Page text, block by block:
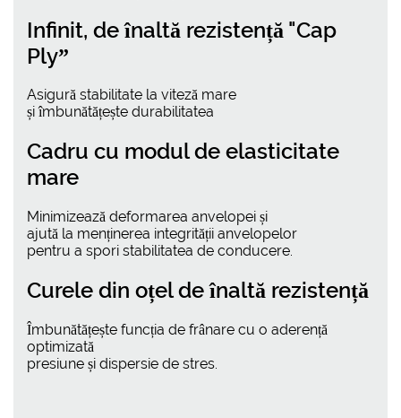
Infinit, de înaltă rezistență "Cap
Ply”
Asigură stabilitate la viteză mare
și îmbunătățește durabilitatea
Cadru cu modul de elasticitate
mare
Minimizează deformarea anvelopei și
ajută la menținerea integrității anvelopelor
pentru a spori stabilitatea de conducere.
Curele din oțel de înaltă rezistență
Îmbunătățește funcția de frânare cu o aderență
optimizată
presiune și dispersie de stres.